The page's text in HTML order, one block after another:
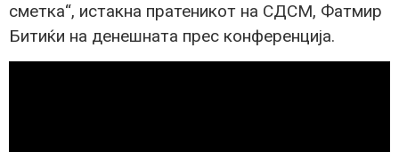
сметка“, истакна пратеникот на СДСМ, Фатмир
Битиќи на денешната прес конференција.